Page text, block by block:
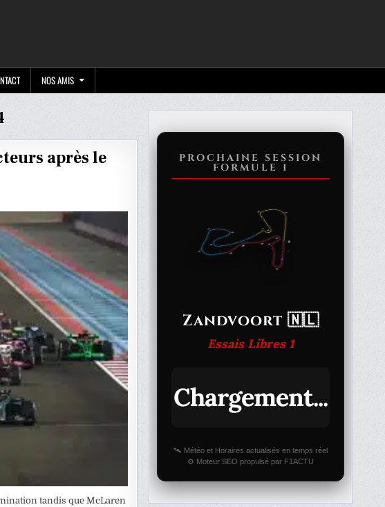
NOS AMIS
après le
tandis que McLaren
PROCHAINE SESSION
FORMULE 1
Zandvoort 🇳🇱
Essais Libres 1
Chargement...
🛰️ Météo et Horaires actualisés en temps réel
⚙️ Moteur SEO propulsé par F1ACTU